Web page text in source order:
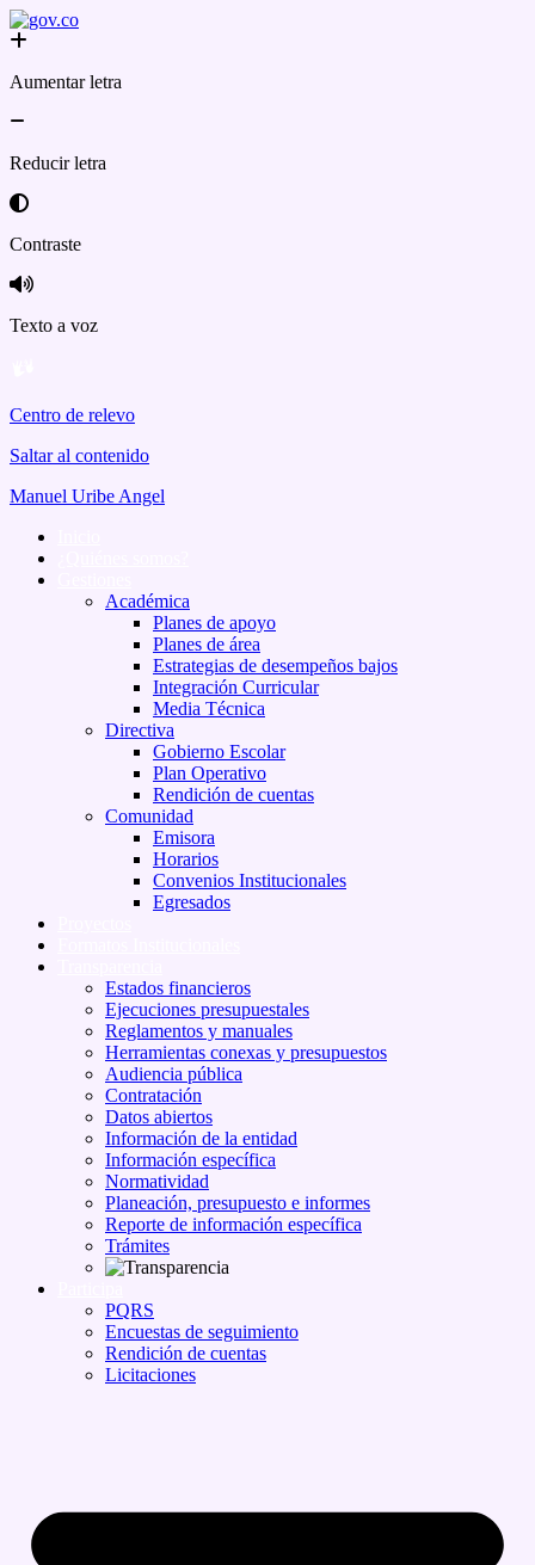
Aumentar letra
Reducir letra
Contraste
Texto a voz
Centro de relevo
Saltar al contenido
Manuel Uribe Angel
Académica
Planes de apoyo
Planes de área
Estrategias de desempeños bajos
Integración Curricular
Media Técnica
Directiva
Gobierno Escolar
Plan Operativo
Rendición de cuentas
Comunidad
Emisora
Horarios
Convenios Institucionales
Egresados
Estados financieros
Ejecuciones presupuestales
Reglamentos y manuales
Herramientas conexas y presupuestos
Audiencia pública
Contratación
Datos abiertos
Información de la entidad
Información específica
Normatividad
Planeación, presupuesto e informes
Reporte de información específica
Trámites
PQRS
Encuestas de seguimiento
Rendición de cuentas
Licitaciones